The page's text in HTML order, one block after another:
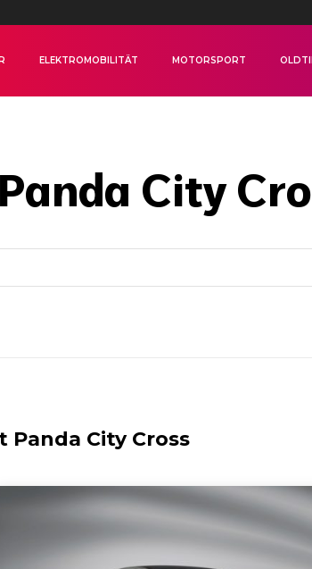
ELEKTROMOBILITÄT MOTORSPORT
City
Panda City Cross